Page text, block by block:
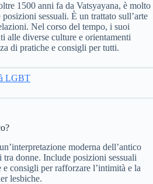
1500 anni fa da Vatsyayana, è molto
sessuali. È un trattato sull’arte
Nel corso del tempo, i suoi
alle diverse culture e orientamenti
di pratiche e consigli per tutti.
LGBT
moderna dell’antico
donne. Include posizioni sessuali
consigli per rafforzare l’intimità e la
lesbiche.